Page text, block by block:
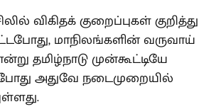
விகிதக் குறைப்புகள் குறித்து
மாநிலங்களின் வருவாய்
தமிழ்நாடு முன்கூட்டியே
அதுவே நடைமுறையில்